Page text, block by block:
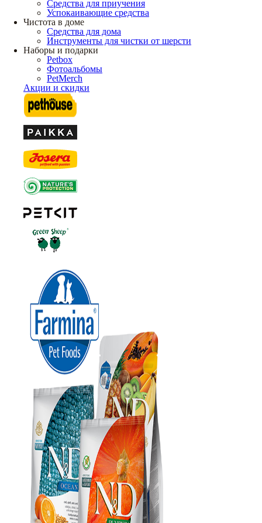
Средства для приучения
Успокаивающие средства
Чистота в доме
Средства для дома
Инструменты для чистки от шерсти
Наборы и подарки
Petbox
Фотоальбомы
PetMerch
Акции и скидки